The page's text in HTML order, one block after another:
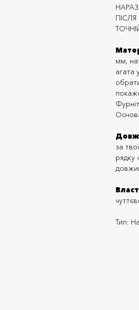
мм,
агата
за
рядку
Тип: